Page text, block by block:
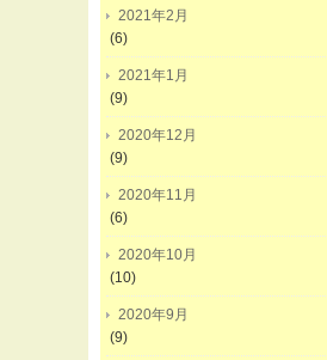
2021年2月
(6)
2021年1月
(9)
2020年12月
(9)
2020年11月
(6)
2020年10月
(10)
2020年9月
(9)